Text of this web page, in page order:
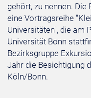
gehört, zu nennen. Die
eine Vortragsreihe
Universitäten", die am
Universität Bonn
Bezirksgruppe
Jahr die Besichtigung
Köln/Bonn.